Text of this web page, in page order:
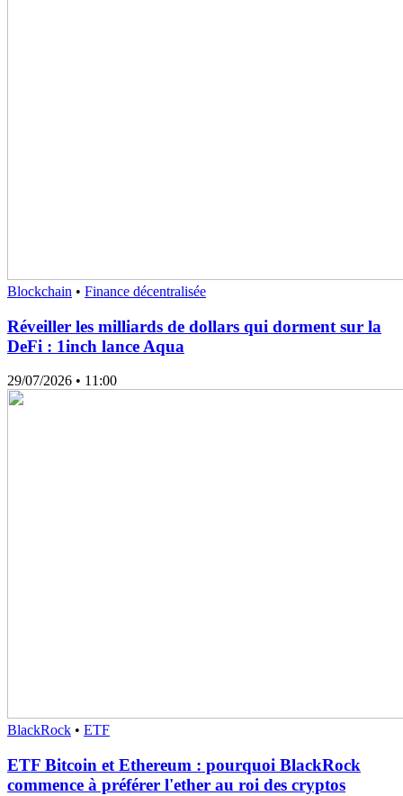
Blockchain • Finance décentralisée
Réveiller les milliards de dollars qui dorment sur la
DeFi : 1inch lance Aqua
29/07/2026 • 11:00
BlackRock • ETF
ETF Bitcoin et Ethereum : pourquoi BlackRock
commence à préférer l'ether au roi des cryptos